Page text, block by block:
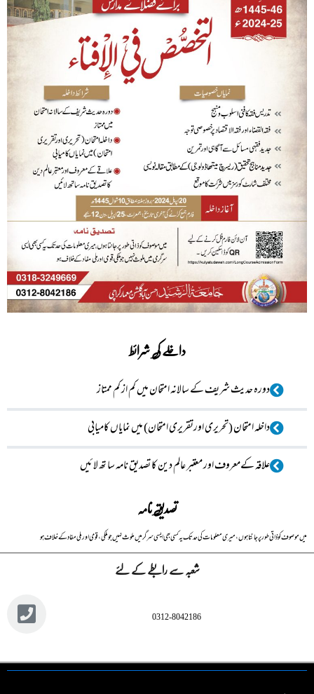
داخلے کی شرائط
دورہ حدیث شریف کے سالانہ امتحان میں کم از کم ممتاز
داخلہ امتحان (تحریری اورتقریری امتحان) میں نمایاں کامیابی
علاقہ کےمعروف اور معتبر عالم دین کا تصدیق نامہ سا تھ لا ئیں
تصدیق نامہ
میں مو صو ف کو ذاتی طورپر جانتا ہوں ،میری معلومات کی حد تک یہ کسی بھی ایسی سر گرمیں ملو ث نہیں جوملکی ، قومی اور ملی مفا د کے خلاف ہو
شعبہ سے رابطے کے لئے
0312-8042186